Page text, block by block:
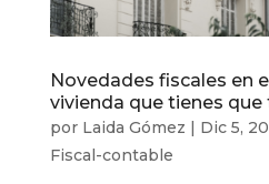
Novedades fiscales en
vivienda que tienes que
por Laida Gómez | Dic 5,
Fiscal-contable